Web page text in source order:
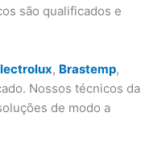
são qualificados e
, Brastemp,
Nossos técnicos da
de modo a